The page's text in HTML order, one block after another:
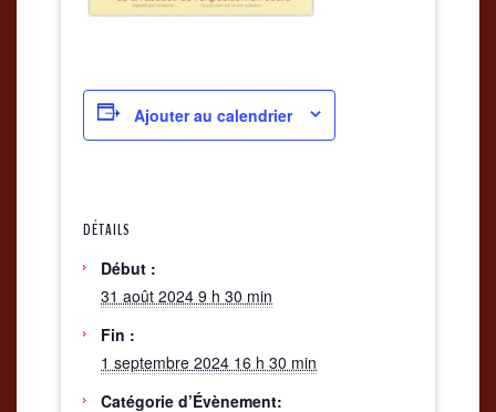
Ajouter au calendrier
DÉTAILS
Début :
31 août 2024 9 h 30 min
Fin :
1 septembre 2024 16 h 30 min
Catégorie d’Évènement: